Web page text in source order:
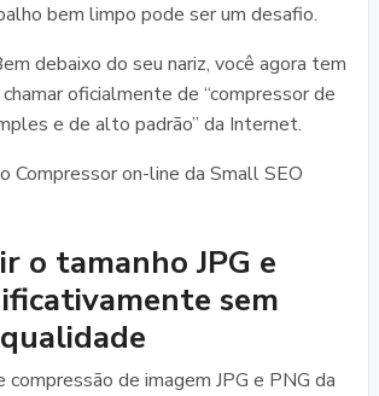
bem limpo pode ser um desafio.
debaixo do seu nariz, você agora tem
oficialmente de “compressor de
e de alto padrão” da Internet.
Compressor on-line da Small SEO
o tamanho JPG e
sem
de imagem JPG e PNG da